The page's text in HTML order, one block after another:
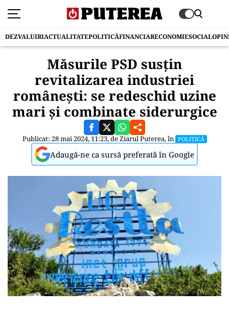
DEZVALUIRIACTUALITATEPOLITICĂFINANCIARECONOMIESOCIAL
Măsurile PSD susțin
revitalizarea industriei
românești: se redeschid uzine
mari și combinate siderurgice
Publicat: 28 mai 2024, 11:23, deZiarul Puterea, în POLITICĂ
Adaugă-ne ca sursă preferată în Google